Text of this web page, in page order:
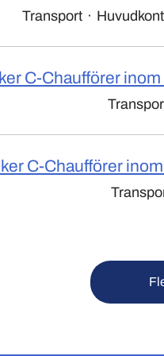
Transport ·
C-Chaufförer
C-Chaufförer